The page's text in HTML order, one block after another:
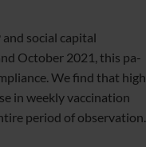
social capital
October 2021, this pa-
We find that high
in weekly vaccination
period of observation.